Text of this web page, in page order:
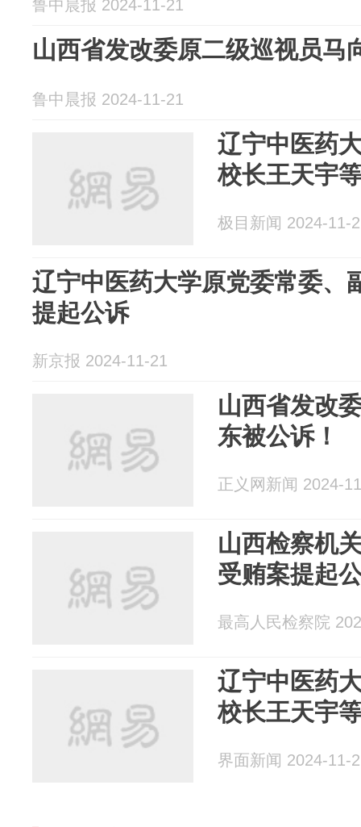
鲁中晨报 2024-11-21
山西省发改委原二级巡视员马
鲁中晨报 2024-11-21
辽宁中医药
校长王天宇
极目新闻 2024-11-
辽宁中医药大学原党委常委、
提起公诉
新京报 2024-11-21
山西省发改
东被公诉！
正义网新闻 2024-
山西检察机
受贿案提起
最高人民检察院
辽宁中医药
校长王天宇
界面新闻 2024-11-